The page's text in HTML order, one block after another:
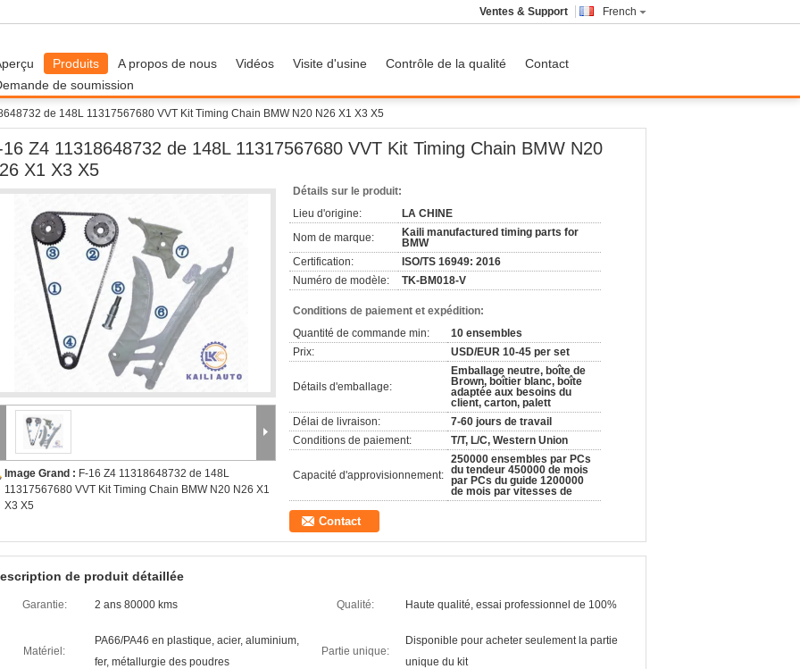
French
Ventes & Support
Produits A propos de nous Vidéos Visite d'usine Contrôle de la qualité
Contact
de soumission
de 148L 11317567680 VVT Kit Timing Chain BMW N20 N26 X1 X3 X5
Z4 11318648732 de 148L 11317567680 VVT Kit Timing Chain BMW N20
X1 X3 X5
Image Grand : F-16 Z4 11318648732 de 148L
11317567680 VVT Kit Timing Chain BMW N20 N26 X1
X3 X5
Détails sur le produit:
Lieu d'origine:
LA CHINE
Nom de marque:
Kaili manufactured timing parts for
BMW
Certification:
ISO/TS 16949: 2016
Numéro de modèle:
TK-BM018-V
Conditions de paiement et expédition:
Quantité de commande min:
10 ensembles
Prix:
USD/EUR 10-45 per set
Détails d'emballage:
Emballage neutre, boîte de
Brown, boîtier blanc, boîte
adaptée aux besoins du
client, carton, palett
Délai de livraison:
7-60 jours de travail
Conditions de paiement:
T/T, L/C, Western Union
Capacité d'approvisionnement:
250000 ensembles par PCs
du tendeur 450000 de mois
par PCs du guide 1200000
de mois par vitesses de
Contact
de produit détaillée
Garantie: 2 ans 80000 kms Qualité: Haute qualité, essai professionnel de 100%
Matériel:
PA66/PA46 en plastique, acier, aluminium,
fer, métallurgie des poudres
Partie unique:
Disponible pour acheter seulement la partie
unique du kit